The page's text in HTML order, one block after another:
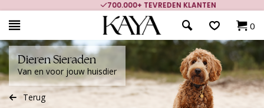
700.000+ TEVREDEN KLANTEN
0
Dieren Sieraden
Van en voor jouw huisdier
Terug